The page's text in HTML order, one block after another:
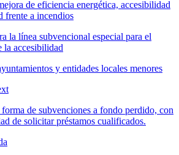
de eficiencia energética, accesibilidad
frente a incendios
la línea subvencional especial para el
la accesibilidad
y entidades locales menores
de subvenciones a fondo perdido, con
de solicitar préstamos cualificados.